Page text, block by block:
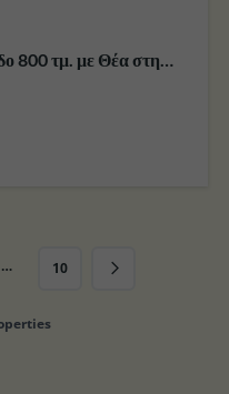
800 τμ. με Θέα στη
… 10